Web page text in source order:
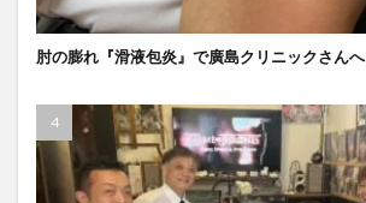
肘の膨れ『滑液包炎』で廣島クリニックさんへ